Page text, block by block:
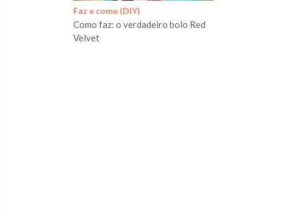
Faz e come (DIY)
Como faz: o verdadeiro bolo Red
Velvet